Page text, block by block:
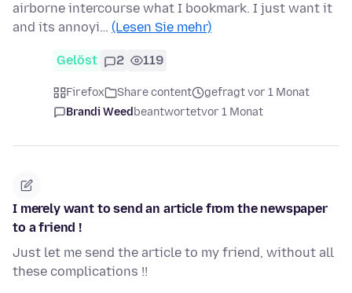
airborne intercourse what I bookmark. I just want it
and its annoyi… (Lesen Sie mehr)
Gelöst 2 119
Firefox Share content
gefragt vor 1 Monat
Brandi Weedbeantwortetvor 1 Monat
I merely want to send an article from the newspaper
to a friend !
Just let me send the article to my friend, without all
these complications !!